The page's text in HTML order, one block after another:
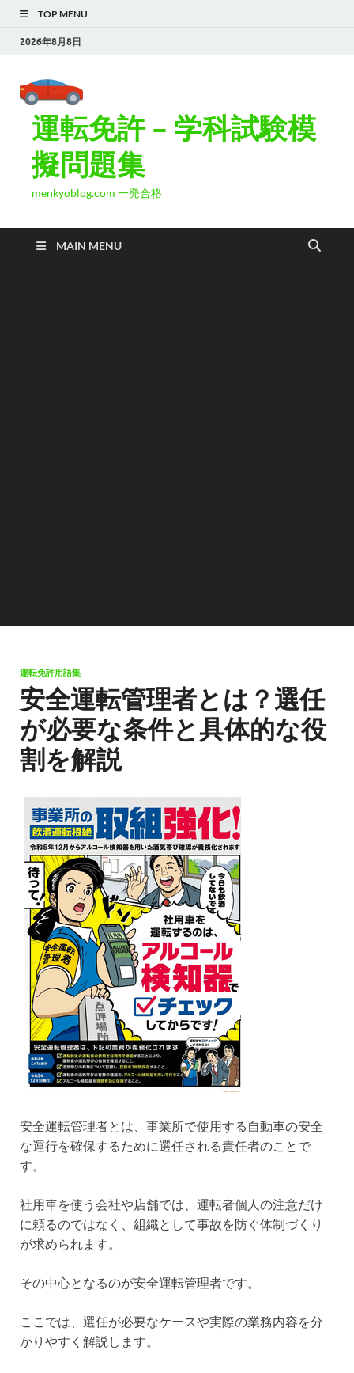
TOP MENU
2026年8月8日
運転免許 – 学科試験模
擬問題集
menkyoblog.com 一発合格
MAIN MENU
運転免許用語集
安全運転管理者とは？選任
が必要な条件と具体的な役
割を解説
安全運転管理者とは、事業所で使用する自動車の安全
な運行を確保するために選任される責任者のことで
す。
社用車を使う会社や店舗では、運転者個人の注意だけ
に頼るのではなく、組織として事故を防ぐ体制づくり
が求められます。
その中心となるのが安全運転管理者です。
ここでは、選任が必要なケースや実際の業務内容を分
かりやすく解説します。